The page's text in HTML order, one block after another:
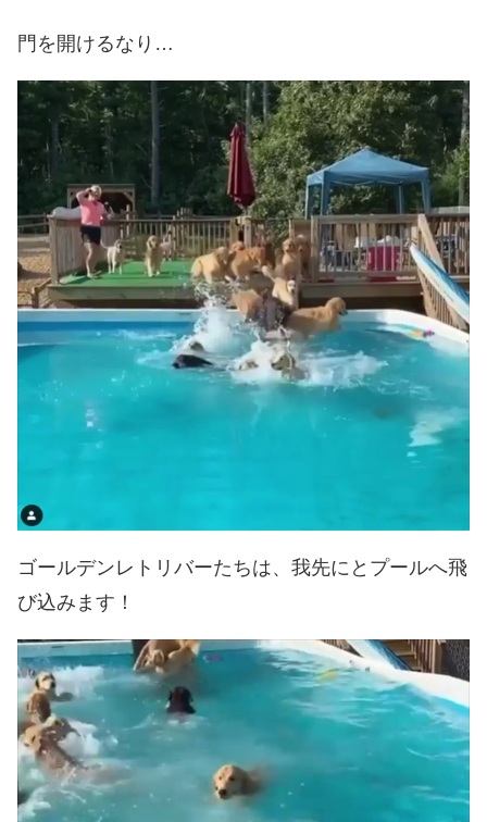
門を開けるなり…
ゴールデンレトリバーたちは、我先にとプールへ飛
び込みます！